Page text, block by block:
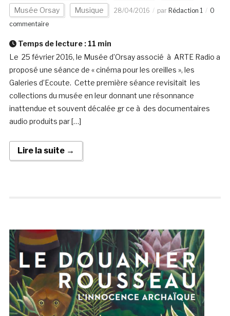
Musée Orsay Musique 28/04/2016 par Rédaction 1
0
commentaire
Temps de lecture : 11 min
Le 25 février 2016, le Musée d’Orsay associé à ARTE Radio a
proposé une séance de « cinéma pour les oreilles », les
Galeries d’Ecoute. Cette première séance revisitait les
collections du musée en leur donnant une résonnance
inattendue et souvent décalée gr ce à des documentaires
audio produits par […]
Lire la suite →